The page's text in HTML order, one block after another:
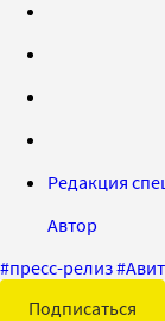
Редакция
Автор
#пресс-релиз#
Подписаться